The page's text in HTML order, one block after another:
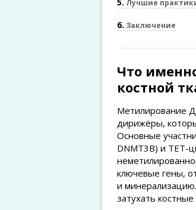
Лучшие
6 Заключение
Что
костной
Метилирование
дирижёры,
Основные
DNMT3B) и TET-
ключевые гены,
и
затухать